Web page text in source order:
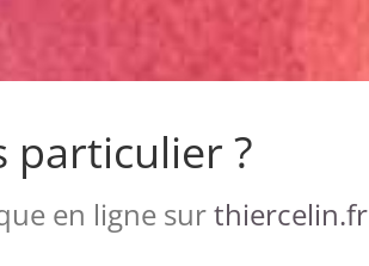
particulier ?
en ligne surthiercelin.fr